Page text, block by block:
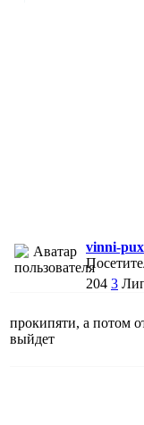
vinni-pux
204 3
прокипяти, а потом
выйдет